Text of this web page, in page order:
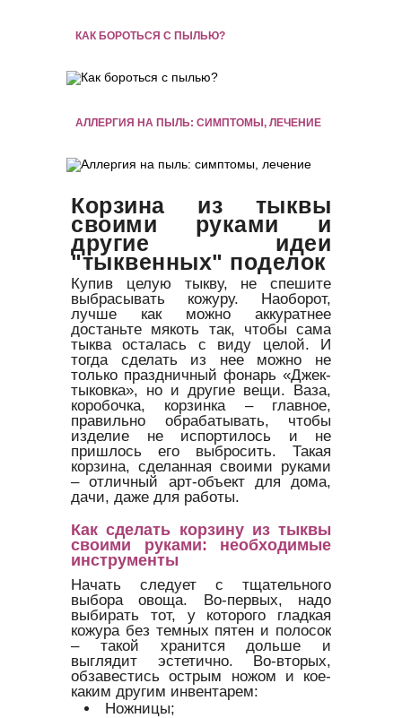
КАК БОРОТЬСЯ С ПЫЛЬЮ?
АЛЛЕРГИЯ НА ПЫЛЬ: СИМПТОМЫ, ЛЕЧЕНИЕ
Корзина из тыквы
своими руками и
другие идеи
"тыквенных" поделок
Купив целую тыкву, не спешите
выбрасывать кожуру. Наоборот,
лучше как можно аккуратнее
достаньте мякоть так, чтобы сама
тыква осталась с виду целой. И
тогда сделать из нее можно не
только праздничный фонарь «Джек-
тыковка», но и другие вещи. Ваза,
коробочка, корзинка – главное,
правильно обрабатывать, чтобы
изделие не испортилось и не
пришлось его выбросить. Такая
корзина, сделанная своими руками
– отличный арт-объект для дома,
дачи, даже для работы.
Как сделать корзину из тыквы
своими руками: необходимые
инструменты
Начать следует с тщательного
выбора овоща. Во-первых, надо
выбирать тот, у которого гладкая
кожура без темных пятен и полосок
– такой хранится дольше и
выглядит эстетично. Во-вторых,
обзавестись острым ножом и кое-
каким другим инвентарем:
Ножницы;